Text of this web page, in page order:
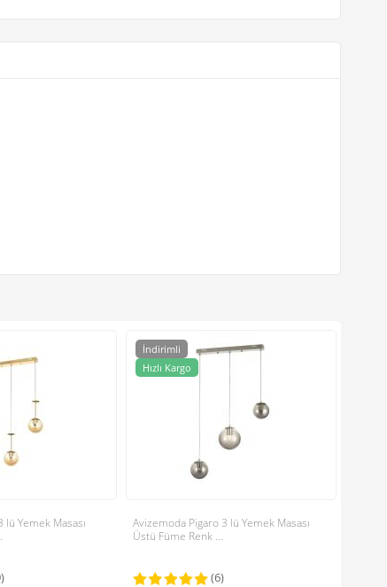
Yemek Masası
İndirimli
Hızlı Kargo
Avizemoda Pigaro 3 lü Yemek Masası
Üstü Füme Renk ...
(6)